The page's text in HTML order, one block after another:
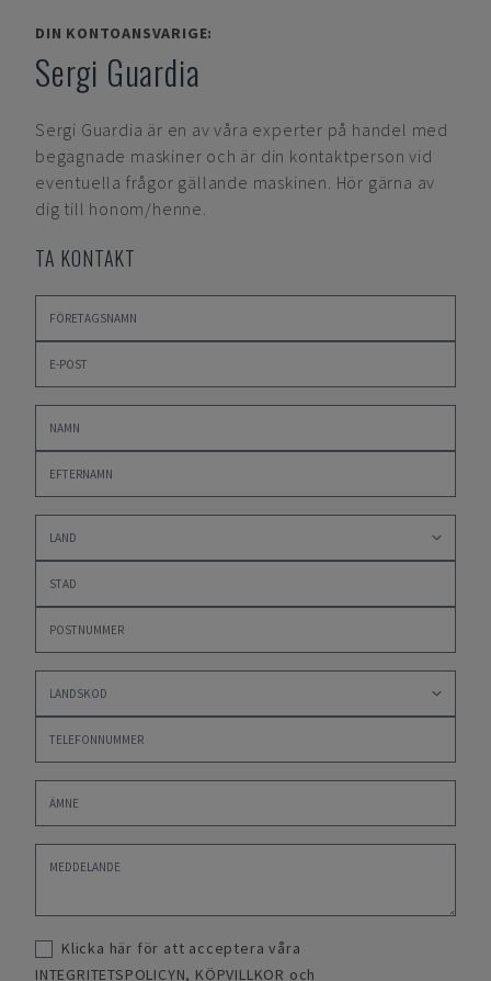
DIN KONTOANSVARIGE:
Sergi Guardia
Sergi Guardia är en av våra experter på handel med
begagnade maskiner och är din kontaktperson vid
eventuella frågor gällande maskinen. Hör gärna av
dig till honom/henne.
TA KONTAKT
Klicka här för att acceptera våra
INTEGRITETSPOLICYN, KÖPVILLKOR och